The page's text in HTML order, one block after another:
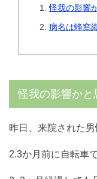
怪我の影響
病名は蜂窩
怪我の影響かと
昨日、来院された男
2.3か月前に自転車